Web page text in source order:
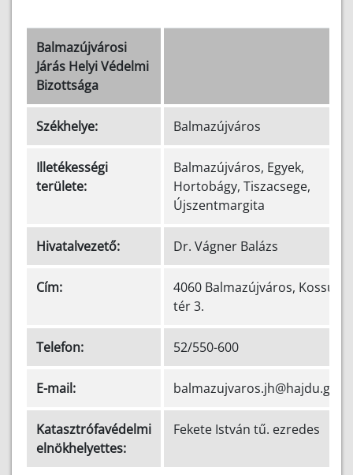
Balmazújvárosi
Járás Helyi Védelmi
Bizottsága
Székhelye: Balmazújváros
Illetékességi
területe:
Balmazújváros, Egyek,
Hortobágy, Tiszacsege,
Újszentmargita
Hivatalvezető: Dr. Vágner Balázs
Cím:
4060 Balmazújváros, Kossuth
tér 3.
Telefon: 52/550-600
E-mail:
Katasztrófavédelmi
elnökhelyettes:
Fekete István tű. ezredes